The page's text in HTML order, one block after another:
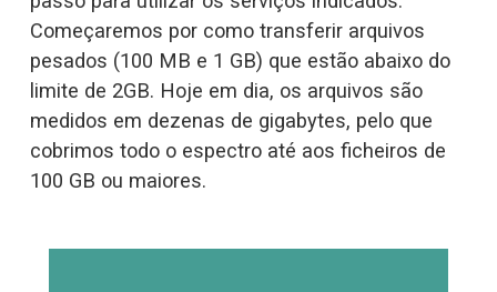
Começaremos por como transferir arquivos
pesados (100 MB e 1 GB) que estão abaixo do
limite de 2GB. Hoje em dia, os arquivos são
medidos em dezenas de gigabytes, pelo que
cobrimos todo o espectro até aos ficheiros de
100 GB ou maiores.